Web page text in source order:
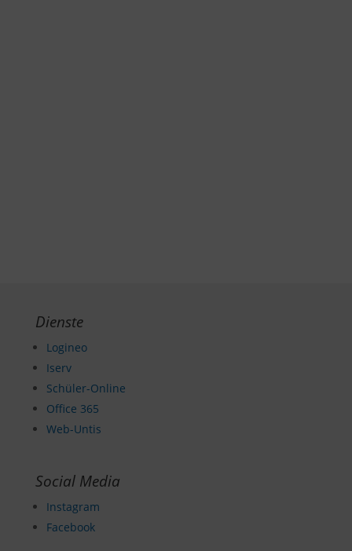
Dienste
Logineo
Iserv
Schüler-Online
Office 365
Web-Untis
Social Media
Instagram
Facebook